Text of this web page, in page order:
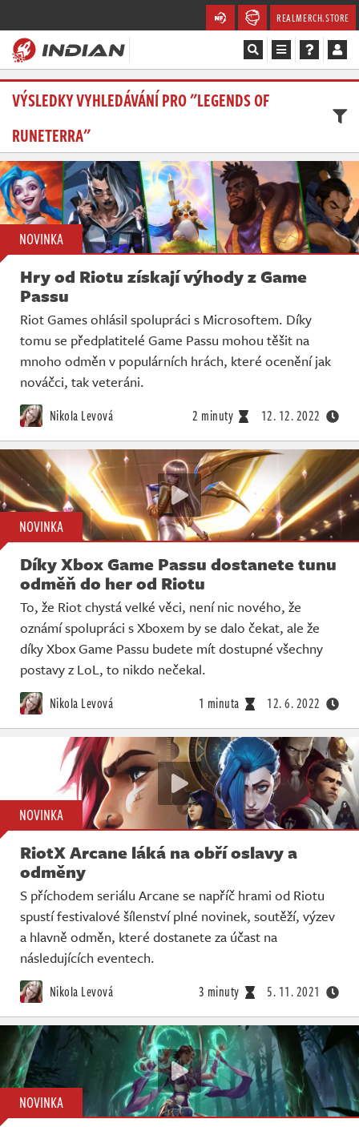
REALMERCH.STORE
Magazín
Recenze
Videa
Soutěže
Databáze
Komunita
Redakce
Živě
VÝSLEDKY VYHLEDÁVÁNÍ PRO "LEGENDS OF
RUNETERRA"
NOVINKA
Hry od Riotu získají výhody z Game
Passu
Riot Games ohlásil spolupráci s Microsoftem. Díky
tomu se předplatitelé Game Passu mohou těšit na
mnoho odměn v populárních hrách, které ocenění jak
nováčci, tak veteráni.
Nikola Levová 2 minuty 12. 12. 2022
NOVINKA
Díky Xbox Game Passu dostanete tunu
odměň do her od Riotu
To, že Riot chystá velké věci, není nic nového, že
oznámí spolupráci s Xboxem by se dalo čekat, ale že
díky Xbox Game Passu budete mít dostupné všechny
postavy z LoL, to nikdo nečekal.
Nikola Levová 1 minuta 12. 6. 2022
NOVINKA
RiotX Arcane láká na obří oslavy a
odměny
S příchodem seriálu Arcane se napříč hrami od Riotu
spustí festivalové šílenství plné novinek, soutěží, výzev
a hlavně odměn, které dostanete za účast na
následujících eventech.
Nikola Levová 3 minuty 5. 11. 2021
NOVINKA